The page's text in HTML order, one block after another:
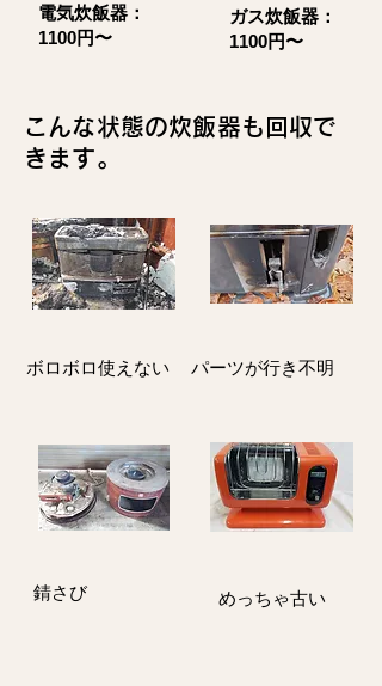
電気炊飯器：
1100円〜
ガス炊飯器：
1100円〜
こんな状態の炊飯器も回収で
きます。
ボロボロ使えない パーツが行き不明
​錆さび ​めっちゃ古い